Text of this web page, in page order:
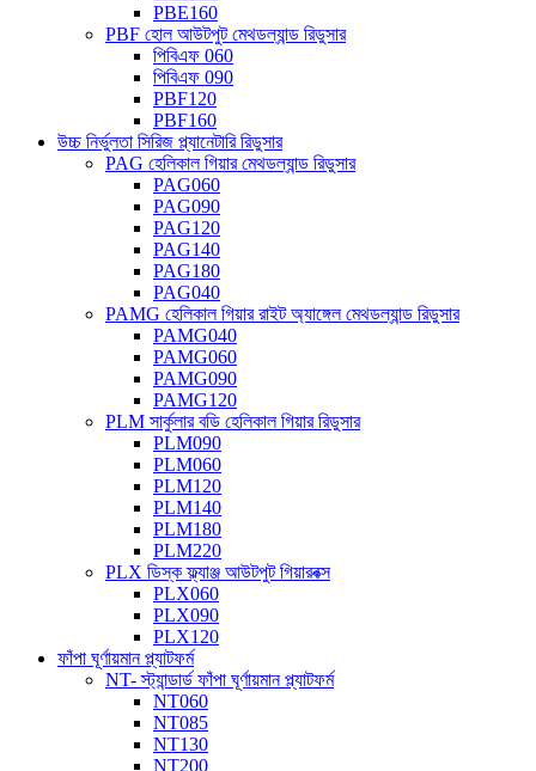
PBE160
PBF হোল আউটপুট মেথডল্যান্ড রিডুসার
পিবিএফ 060
পিবিএফ 090
PBF120
PBF160
উচ্চ নির্ভুলতা সিরিজ প্ল্যানেটারি রিডুসার
PAG হেলিকাল গিয়ার মেথডল্যান্ড রিডুসার
PAG060
PAG090
PAG120
PAG140
PAG180
PAG040
PAMG হেলিকাল গিয়ার রাইট অ্যাঙ্গেল মেথডল্যান্ড রিডুসার
PAMG040
PAMG060
PAMG090
PAMG120
PLM সার্কুলার বডি হেলিকাল গিয়ার রিডুসার
PLM090
PLM060
PLM120
PLM140
PLM180
PLM220
PLX ডিস্ক ফ্ল্যাঞ্জ আউটপুট গিয়ারবক্স
PLX060
PLX090
PLX120
ফাঁপা ঘূর্ণায়মান প্ল্যাটফর্ম
NT- স্ট্যান্ডার্ড ফাঁপা ঘূর্ণায়মান প্ল্যাটফর্ম
NT060
NT085
NT130
NT200